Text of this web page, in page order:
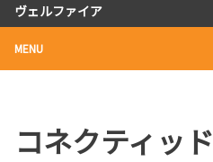
ヴェルファイア
MENU
コネクティッド